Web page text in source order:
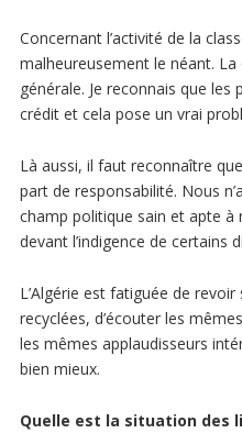
Concernant l’activité de la
malheureusement le néant.
générale. Je reconnais que les
crédit et cela pose un vrai
Là aussi, il faut reconnaître
part de responsabilité. Nous
champ politique sain et apte à
devant l’indigence de certains
L’Algérie est fatiguée de
recyclées, d’écouter les
les mêmes applaudisseurs
bien mieux.
Quelle est la situation des